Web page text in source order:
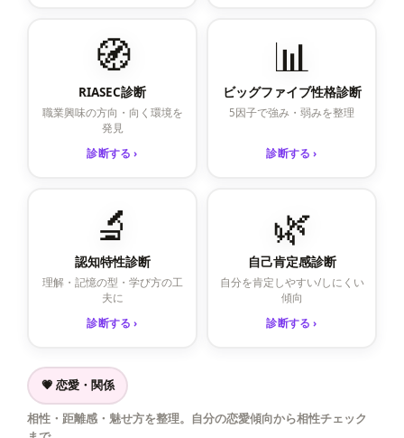
🧭
RIASEC診断
職業興味の方向・向く環境を
発見
診断する ›
📊
ビッグファイブ性格診断
5因子で強み・弱みを整理
診断する ›
🔬
認知特性診断
理解・記憶の型・学び方の工
夫に
診断する ›
🌿
自己肯定感診断
自分を肯定しやすい/しにくい
傾向
診断する ›
💗 恋愛・関係
相性・距離感・魅せ方を整理。自分の恋愛傾向から相性チェック